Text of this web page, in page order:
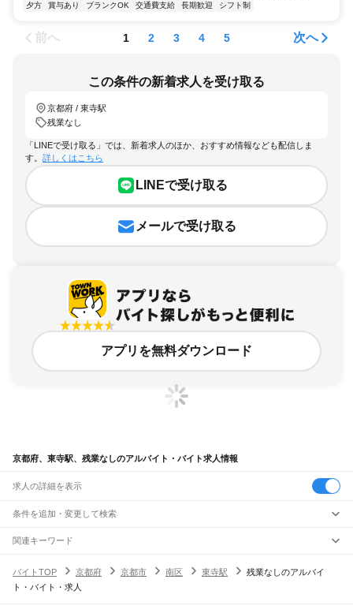
夕方
賞与あり ブランクOK 交通費支給 長期歓迎 シフト制
前へ 1 2 3 4 5 次へ
この条件の新着求人を受け取る
京都府 / 東寺駅
残業なし
「LINEで受け取る」では、新着求人のほか、おすすめ情報なども配信しま
す。 詳しくはこちら
LINEで受け取る
メールで受け取る
アプリを無料ダウンロード
京都府、東寺駅、残業なしのアルバイト・バイト求人情報
求人の詳細を表示
条件を追加・変更して検索
市区町村を追加・変更
京都府すべて
京都市 すべて
駅を追加・変更
職種を追加・変更
関連キーワード
バイトTOP
京都府 京都市 南区 東寺駅
残業なしのアルバイ
ト・バイト・求人